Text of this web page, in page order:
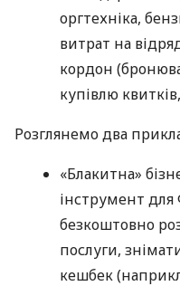
оргтехніка,
витрат на
кордон
купівлю
Розглянемо два
«Блакитна»
інструмент
безкоштовно
послуги,
кешбек